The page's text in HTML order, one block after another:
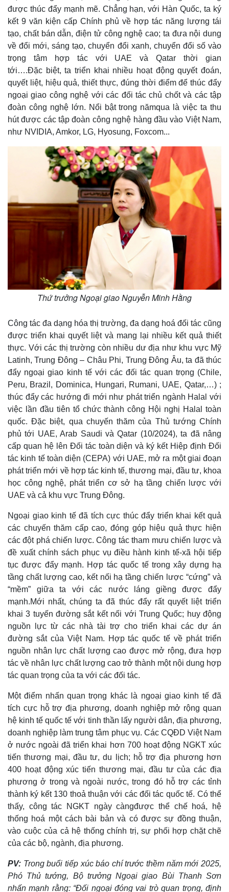
Thế giới
Quan sát
Cuộc sống đó đây
Hồ sơ
Multimedia
Video
Ảnh
E-Magazine
Infographic
Kinh tế
Bất động sản
Khởi nghiệp
Thị trường
Giá vàng
Tiêu dùng
Chứng khoán
Giá cà phê
được thúc đẩy mạnh mẽ. Chẳng hạn, với Hàn Quốc, ta ký
kết 9 văn kiện cấp Chính phủ về hợp tác năng lượng tái
tạo, chất bán dẫn, điện tử công nghệ cao; ta đưa nội dung
về đổi mới, sáng tạo, chuyển đổi xanh, chuyển đổi số vào
trọng tâm hợp tác với UAE và Qatar thời gian
tới….Đặc biệt, ta triển khai nhiều hoạt động quyết đoán,
quyết liệt, hiệu quả, thiết thực, đúng thời điểm để thúc đẩy
ngoại giao công nghệ với các đối tác chủ chốt và các tập
đoàn công nghệ lớn. Nổi bật trong nămqua là việc ta thu
hút được các tập đoàn công nghệ hàng đầu vào Việt Nam,
như NVIDIA, Amkor, LG, Hyosung, Foxcom...
Thứ trưởng Ngoại giao Nguyễn Minh Hằng
Công tác đa dạng hóa thị trường, đa dạng hoá đối tác cũng
được triển khai quyết liệt và mang lại nhiều kết quả thiết
thực. Với các thị trường còn nhiều dư địa như khu vực Mỹ
Latinh, Trung Đông – Châu Phi, Trung Đông Âu, ta đã thúc
đẩy ngoại giao kinh tế với các đối tác quan trọng (Chile,
Peru, Brazil, Dominica, Hungari, Rumani, UAE, Qatar,…) ;
thúc đẩy các hướng đi mới như phát triển ngành Halal với
việc lần đầu tiên tổ chức thành công Hội nghị Halal toàn
quốc. Đặc biệt, qua chuyến thăm của Thủ tướng Chính
phủ tới UAE, Arab Saudi và Qatar (10/2024), ta đã nâng
cấp quan hệ lên Đối tác toàn diện và ký kết Hiệp định Đối
tác kinh tế toàn diện (CEPA) với UAE, mở ra một giai đoạn
phát triển mới về hợp tác kinh tế, thương mại, đầu tư, khoa
học công nghệ, phát triển cơ sở hạ tầng chiến lược với
UAE và cả khu vực Trung Đông.
Ngoại giao kinh tế đã tích cực thúc đẩy triển khai kết quả
các chuyến thăm cấp cao, đóng góp hiệu quả thực hiện
các đột phá chiến lược. Công tác tham mưu chiến lược và
đề xuất chính sách phục vụ điều hành kinh tế-xã hội tiếp
tục được đẩy mạnh. Hợp tác quốc tế trong xây dựng hạ
tầng chất lượng cao, kết nối hạ tầng chiến lược “cứng” và
“mềm” giữa ta với các nước láng giềng được đẩy
mạnh.Mới nhất, chúng ta đã thúc đẩy rất quyết liệt triển
khai 3 tuyến đường sắt kết nối với Trung Quốc; huy động
nguồn lực từ các nhà tài trợ cho triển khai các dự án
đường sắt của Việt Nam. Hợp tác quốc tế về phát triển
nguồn nhân lực chất lượng cao được mở rộng, đưa hợp
tác về nhân lực chất lượng cao trở thành một nội dung hợp
tác quan trọng của ta với các đối tác.
Một điểm nhấn quan trọng khác là ngoại giao kinh tế đã
tích cực hỗ trợ địa phương, doanh nghiệp mở rộng quan
hệ kinh tế quốc tế với tinh thần lấy người dân, địa phương,
doanh nghiệp làm trung tâm phục vụ. Các CQĐD Việt Nam
ở nước ngoài đã triển khai hơn 700 hoạt động NGKT xúc
tiến thương mại, đầu tư, du lịch; hỗ trợ địa phương hơn
400 hoạt động xúc tiến thương mại, đầu tư của các địa
phương ở trong và ngoài nước, trong đó hỗ trợ các tỉnh
thành ký kết 130 thoả thuận với các đối tác quốc tế. Có thể
thấy, công tác NGKT ngày càngđược thể chế hoá, hệ
thống hoá một cách bài bản và có được sự đồng thuận,
vào cuộc của cả hệ thống chính trị, sự phối hợp chặt chẽ
của các bộ, ngành, địa phương.
PV: Trong buổi tiếp xúc báo chí trước thềm năm mới 2025,
Phó Thủ tướng, Bộ trưởng Ngoại giao Bùi Thanh Sơn
nhấn mạnh rằng: “Đối ngoại đóng vai trò quan trọng, định